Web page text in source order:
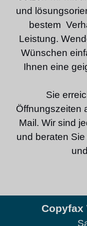
und
bestem
Leistung.
Wünschen
Ihnen eine
Sie
Öffnungszeiten
Mail. Wir sind
und beraten
Copyfax